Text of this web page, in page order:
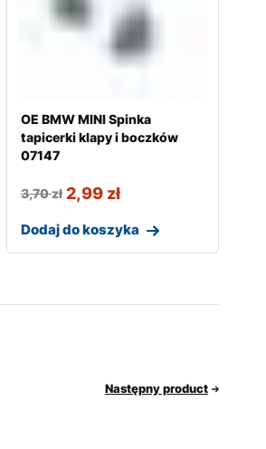
OE BMW MINI Spinka
tapicerki klapy i boczków
07147
3,70zł 2,99 zł
Dodaj do koszyka
Następny product